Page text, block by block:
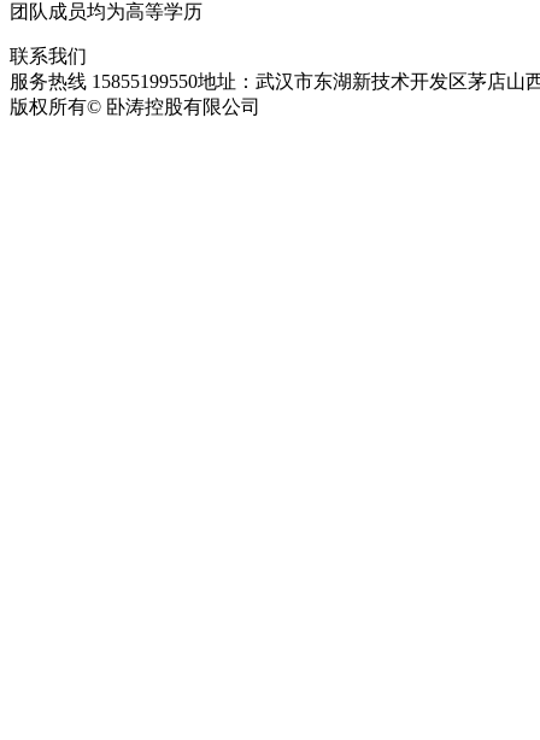
团队成员均为高等学历
联系我们
服务热线 15855199550地址：武汉市东湖新技术开发区茅店山
版权所有© 卧涛控股有限公司